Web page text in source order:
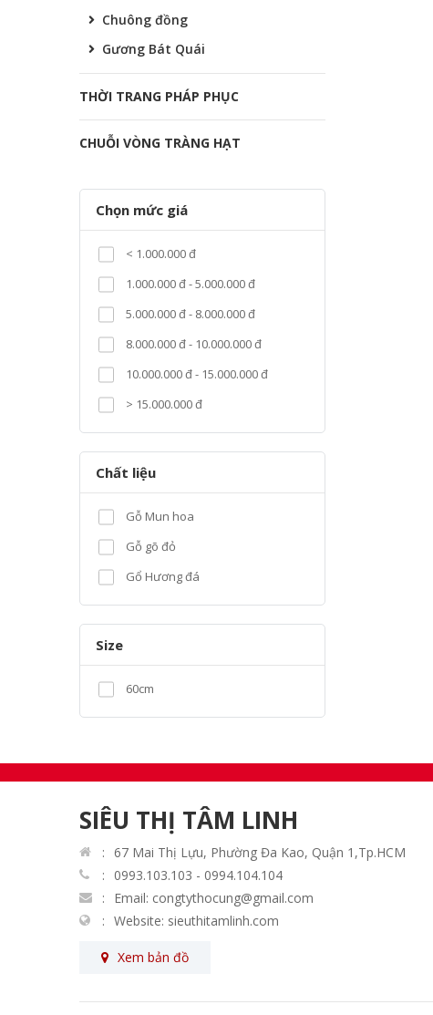
Chuông đồng
Gương Bát Quái
THỜI TRANG PHÁP PHỤC
CHUỖI VÒNG TRÀNG HẠT
Chọn mức giá
< 1.000.000 đ
1.000.000 đ - 5.000.000 đ
5.000.000 đ - 8.000.000 đ
8.000.000 đ - 10.000.000 đ
10.000.000 đ - 15.000.000 đ
> 15.000.000 đ
Chất liệu
Gỗ Mun hoa
Gỗ gõ đỏ
Gổ Hương đá
Size
60cm
SIÊU THỊ TÂM LINH
67 Mai Thị Lựu, Phường Đa Kao, Quận 1,Tp.HCM
0993.103.103 - 0994.104.104
Email: congtythocung@gmail.com
Website: sieuthitamlinh.com
Xem bản đồ